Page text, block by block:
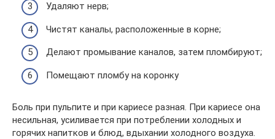
Удаляют нерв;
Чистят каналы, расположенные в корне;
Делают промывание каналов, затем пломбируют;
Помещают пломбу на коронку
Боль при пульпите и при кариесе разная. При кариесе она
несильная, усиливается при потреблении холодных и
горячих напитков и блюд, вдыхании холодного воздуха.